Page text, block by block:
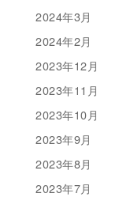
2024年3月
2024年2月
2023年12月
2023年11月
2023年10月
2023年9月
2023年8月
2023年7月